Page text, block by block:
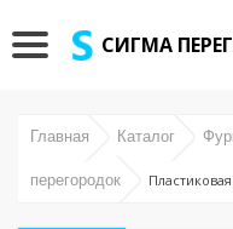
СИГМА
Главная Каталог
перегородок